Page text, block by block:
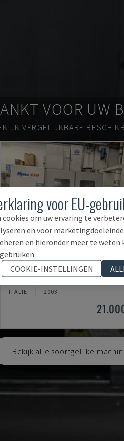
VOOR UW
VERGELIJKBARE
MYNX 550
DAEWOO - VERTICAAL
ITALIË 2003
Bekijk alle soortgelijke
voor EU-
cookies om uw ervaring te
en voor
en hieronder meer te weten
COOKIE-INSTELLINGEN